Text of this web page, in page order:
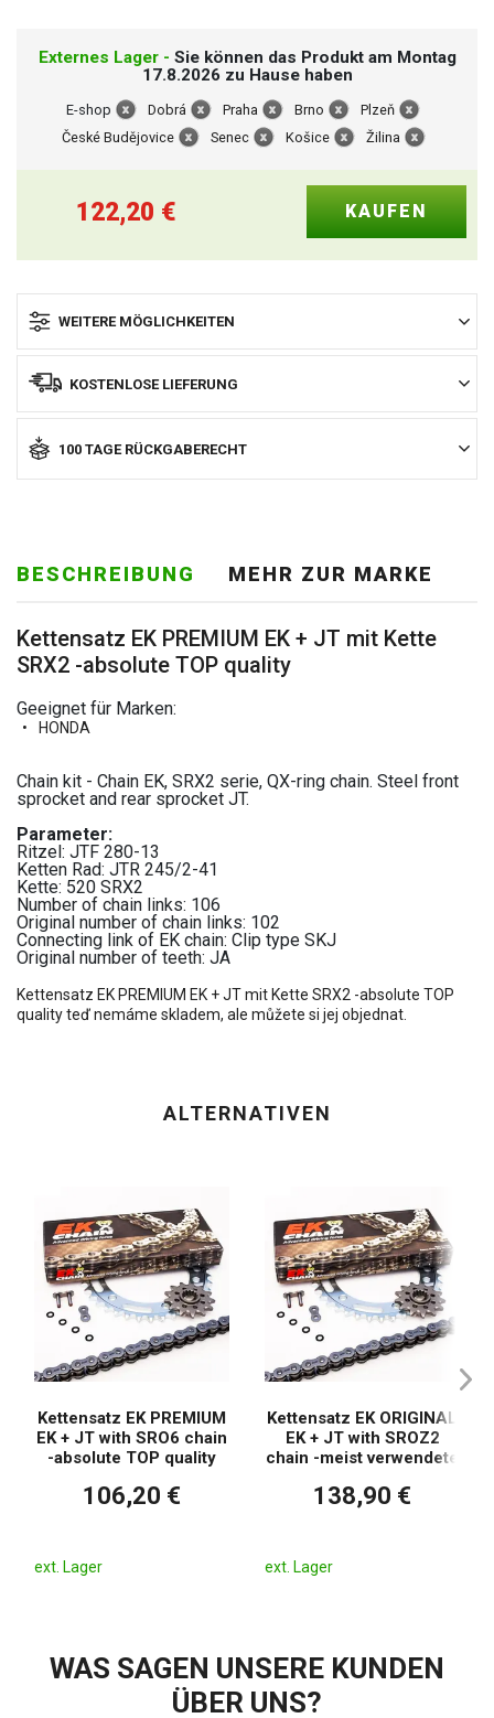
Externes Lager - Sie können das Produkt am Montag
17.8.2026 zu Hause haben
E-shop Dobrá Praha Brno
Plzeň
České Budějovice
Senec Košice Žilina
122,20 €
WEITERE MÖGLICHKEITEN
KOSTENLOSE LIEFERUNG
100 TAGE RÜCKGABERECHT
BESCHREIBUNG MEHR ZUR MARKE
Kettensatz EK PREMIUM EK + JT mit Kette
SRX2 -absolute TOP quality
Geeignet für Marken:
HONDA
Chain kit - Chain EK, SRX2 serie, QX-ring chain. Steel front
sprocket and rear sprocket JT.
Parameter:
Ritzel: JTF 280-13
Ketten Rad: JTR 245/2-41
Kette: 520 SRX2
Number of chain links: 106
Original number of chain links: 102
Connecting link of EK chain: Clip type SKJ
Original number of teeth: JA
Kettensatz EK PREMIUM EK + JT mit Kette SRX2 -absolute TOP
quality teď nemáme skladem, ale můžete si jej objednat.
ALTERNATIVEN
Kettensatz EK PREMIUM
EK + JT with SRO6 chain
-absolute TOP quality
106,20 €
ext. Lager
Kettensatz EK ORIGINAL
EK + JT with SROZ2
chain -meist verwendete
138,90 €
ext. Lager
WAS SAGEN UNSERE KUNDEN
ÜBER UNS?